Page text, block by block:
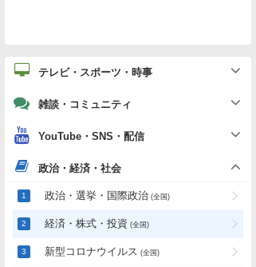
テレビ・スポーツ・時事
雑談・コミュニティ
YouTube・SNS・配信
政治・経済・社会
政治・選挙・国際政治 (全国)
経済・株式・投資 (全国)
新型コロナウイルス (全国)